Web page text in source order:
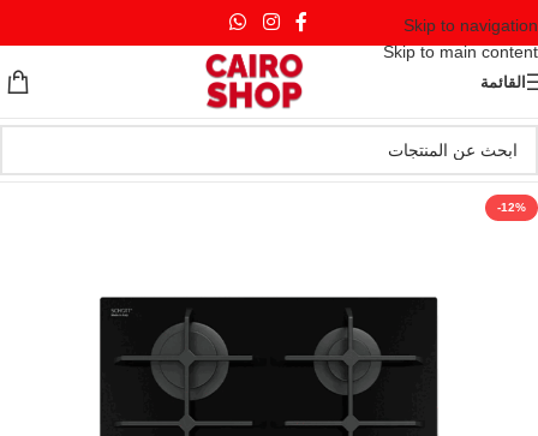
Skip to navigation
Skip to main content
القائمة
-12%